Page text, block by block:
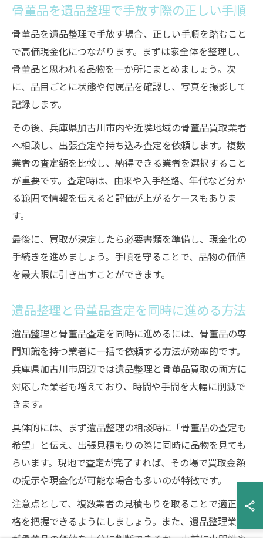
骨董品を遺品整理で手放す際の正しい手順
骨董品を遺品整理で手放す場合、正しい手順を踏むこと
で高価現金化につながります。まずは家全体を整理し、
骨董品と思われる品物を一か所にまとめましょう。次
に、品目ごとに状態や付属品を確認し、写真を撮影して
記録します。
その後、兵庫県加古川市内や近隣地域の骨董品買取業者
へ相談し、出張査定や持ち込み査定を依頼します。複数
業者の査定額を比較し、納得できる業者を選択すること
が重要です。査定時は、由来や入手経路、年代など分か
る範囲で情報を伝えると評価が上がるケースもありま
す。
最後に、買取が決定したら必要書類を準備し、現金化の
手続きを進めましょう。手順を守ることで、品物の価値
を最大限に引き出すことができます。
遺品整理と骨董品査定を同時に進める方法
遺品整理と骨董品査定を同時に進めるには、骨董品の専
門知識を持つ業者に一括で依頼する方法が効率的です。
兵庫県加古川市周辺では遺品整理と骨董品買取の両方に
対応した業者も増えており、時間や手間を大幅に削減で
きます。
具体的には、まず遺品整理の相談時に「骨董品の査定も
希望」と伝え、出張見積もりの際に同時に品物を見ても
らいます。現地で査定が完了すれば、その場で買取金額
の提示や現金化が可能な場合も多いのが特徴です。
注意点として、複数業者の見積もりを取ることで適正価
格を把握できるようにしましょう。また、遺品整理業者